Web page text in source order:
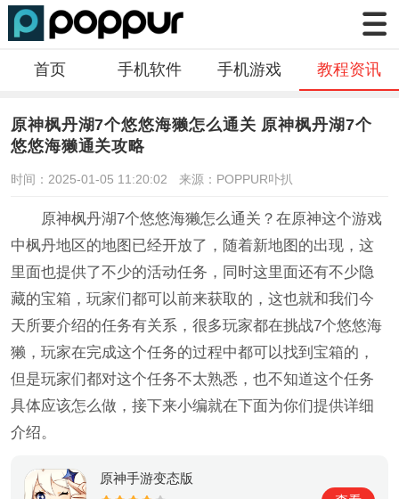
首页 手机软件 手机游戏 教程资讯
原神枫丹湖7个悠悠海獭怎么通关 原神枫丹湖7个
悠悠海獭通关攻略
时间：2025-01-05 11:20:02 来源：POPPUR卟扒
原神枫丹湖7个悠悠海獭怎么通关？在原神这个游戏
中枫丹地区的地图已经开放了，随着新地图的出现，这
里面也提供了不少的活动任务，同时这里面还有不少隐
藏的宝箱，玩家们都可以前来获取的，这也就和我们今
天所要介绍的任务有关系，很多玩家都在挑战7个悠悠海
獭，玩家在完成这个任务的过程中都可以找到宝箱的，
但是玩家们都对这个任务不太熟悉，也不知道这个任务
具体应该怎么做，接下来小编就在下面为你们提供详细
介绍。
原神手游变态版